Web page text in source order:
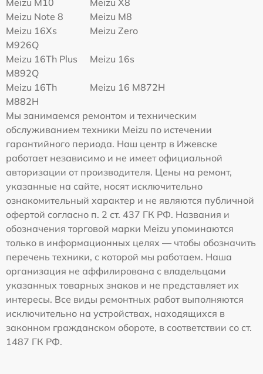
Meizu Note 8
Meizu M8
Meizu 16Xs
M926Q
Meizu Zero
Meizu 16Th Plus
M892Q
Meizu 16s
Meizu 16Th
M882H
Meizu 16 M872H
Мы занимаемся ремонтом и техническим
обслуживанием техники Meizu по истечении
гарантийного периода. Наш центр в Ижевске
работает независимо и не имеет официальной
авторизации от производителя. Цены на ремонт,
указанные на сайте, носят исключительно
ознакомительный характер и не являются публичной
офертой согласно п. 2 ст. 437 ГК РФ. Названия и
обозначения торговой марки Meizu упоминаются
только в информационных целях — чтобы обозначить
перечень техники, с которой мы работаем. Наша
организация не аффилирована с владельцами
указанных товарных знаков и не представляет их
интересы. Все виды ремонтных работ выполняются
исключительно на устройствах, находящихся в
законном гражданском обороте, в соответствии со ст.
1487 ГК РФ.